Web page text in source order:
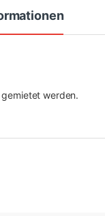
werden.